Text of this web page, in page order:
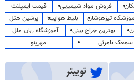
فروش مواد شیمیایی
قیمت ایمپلنت
تیزهوشان بلیط هواپیما
پرشین هتل
بهترین جراح بینی
آموزشگاه زبان ملل
نامرئی
مهرینو